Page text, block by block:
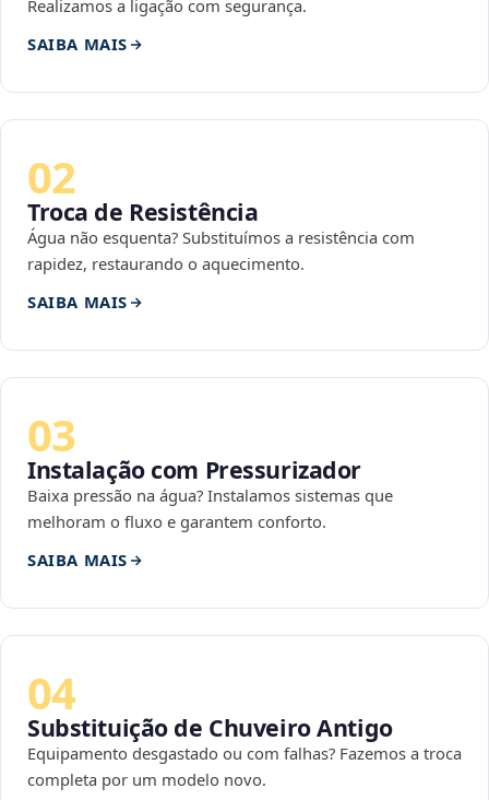
Realizamos a ligação com segurança.
SAIBA MAIS
02
Troca de Resistência
Água não esquenta? Substituímos a resistência com
rapidez, restaurando o aquecimento.
SAIBA MAIS
03
Instalação com Pressurizador
Baixa pressão na água? Instalamos sistemas que
melhoram o fluxo e garantem conforto.
SAIBA MAIS
04
Substituição de Chuveiro Antigo
Equipamento desgastado ou com falhas? Fazemos a troca
completa por um modelo novo.